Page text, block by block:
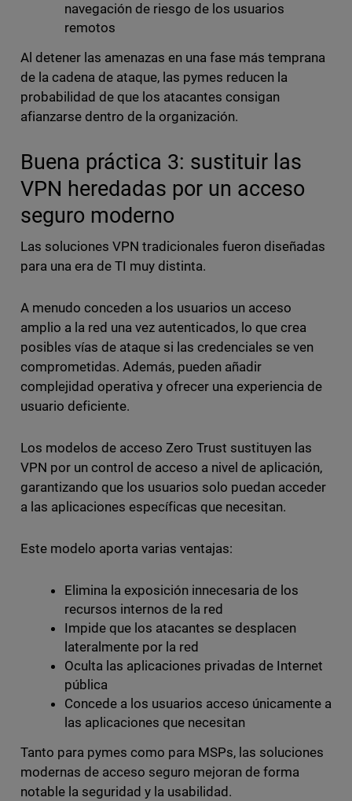
navegación de riesgo de los usuarios
remotos
Al detener las amenazas en una fase más temprana
de la cadena de ataque, las pymes reducen la
probabilidad de que los atacantes consigan
afianzarse dentro de la organización.
Buena práctica 3: sustituir las
VPN heredadas por un acceso
seguro moderno
Las soluciones VPN tradicionales fueron diseñadas
para una era de TI muy distinta.
A menudo conceden a los usuarios un acceso
amplio a la red una vez autenticados, lo que crea
posibles vías de ataque si las credenciales se ven
comprometidas. Además, pueden añadir
complejidad operativa y ofrecer una experiencia de
usuario deficiente.
Los modelos de acceso Zero Trust sustituyen las
VPN por un control de acceso a nivel de aplicación,
garantizando que los usuarios solo puedan acceder
a las aplicaciones específicas que necesitan.
Este modelo aporta varias ventajas:
Elimina la exposición innecesaria de los
recursos internos de la red
Impide que los atacantes se desplacen
lateralmente por la red
Oculta las aplicaciones privadas de Internet
pública
Concede a los usuarios acceso únicamente a
las aplicaciones que necesitan
Tanto para pymes como para MSPs, las soluciones
modernas de acceso seguro mejoran de forma
notable la seguridad y la usabilidad.